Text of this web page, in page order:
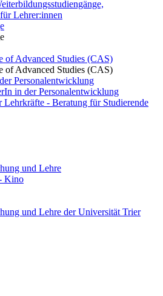
Lehrer:innen
of Advanced Studies (CAS)
of Advanced Studies (CAS)
Personalentwicklung
in der Personalentwicklung
- Beratung für Studierende
und Lehre
Kino
und Lehre der Universität Trier